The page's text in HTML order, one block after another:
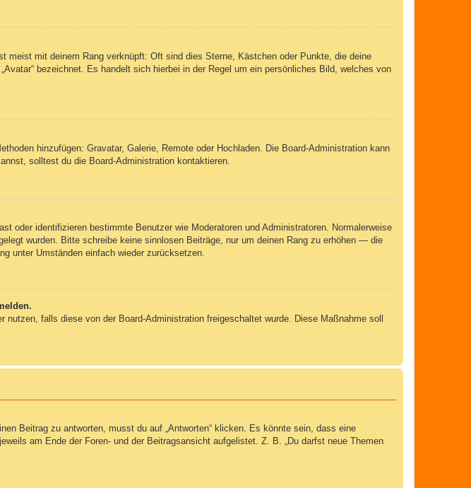
meist mit deinem Rang verknüpft: Oft sind dies Sterne, Kästchen oder Punkte, die deine
bezeichnet. Es handelt sich hierbei in der Regel um ein persönliches Bild, welches von
hinzufügen: Gravatar, Galerie, Remote oder Hochladen. Die Board-Administration kann
solltest du die Board-Administration kontaktieren.
oder identifizieren bestimmte Benutzer wie Moderatoren und Administratoren. Normalerweise
wurden. Bitte schreibe keine sinnlosen Beiträge, nur um deinen Rang zu erhöhen — die
unter Umständen einfach wieder zurücksetzen.
falls diese von der Board-Administration freigeschaltet wurde. Diese Maßnahme soll
Beitrag zu antworten, musst du auf „Antworten“ klicken. Es könnte sein, dass eine
am Ende der Foren- und der Beitragsansicht aufgelistet. Z. B. „Du darfst neue Themen